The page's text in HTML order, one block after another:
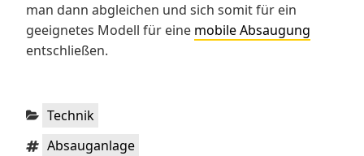
man dann abgleichen und sich somit für ein
geeignetes Modell für eine mobile Absaugung
entschließen.
Kategorien:
Technik
Schlagwörter:
Absauganlage